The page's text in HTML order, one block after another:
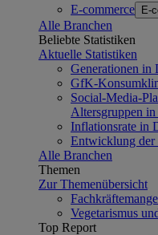
E-commerce E-
Alle Branchen
Beliebte Statistiken
Aktuelle Statistiken
Generationen in
GfK-
Social-Media-
Altersgruppen
Inflationsrate in
Entwicklung der
Alle Branchen
Themen
Zur Themenübersicht
Vegetarismus
Top Report